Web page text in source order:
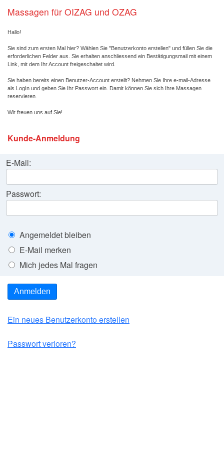
Massagen für OIZAG und OZAG
Hallo!
Sie sind zum ersten Mal hier? Wählen Sie "Benutzerkonto erstellen" und füllen Sie die
erforderlichen Felder aus. Sie erhalten anschliessend ein Bestätigungsmail mit einem
Link, mit dem Ihr Account freigeschaltet wird.
Sie haben bereits einen Benutzer-Account erstellt? Nehmen Sie Ihre e-mail-Adresse
als LogIn und geben Sie Ihr Passwort ein. Damit können Sie sich Ihre Massagen
reservieren.
Wir freuen uns auf Sie!
Kunde-Anmeldung
E-Mail:
Passwort:
Angemeldet bleiben
E-Mail merken
Mich jedes Mal fragen
Anmelden
Ein neues Benutzerkonto erstellen
Passwort verloren?